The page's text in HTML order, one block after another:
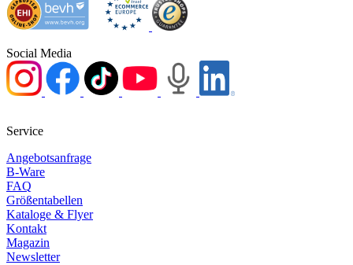
Social Media
Service
Angebotsanfrage
B-Ware
FAQ
Größentabellen
Kataloge & Flyer
Kontakt
Magazin
Newsletter